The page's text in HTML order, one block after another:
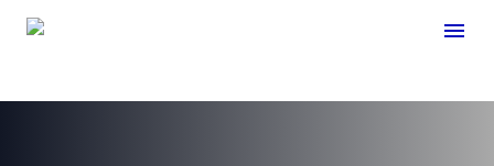
menu